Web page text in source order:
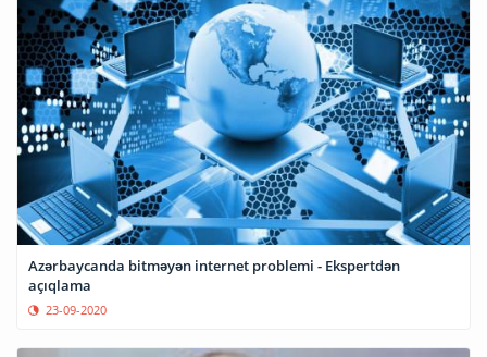
Azərbaycanda bitməyən internet problemi - Ekspertdən
açıqlama
23-09-2020